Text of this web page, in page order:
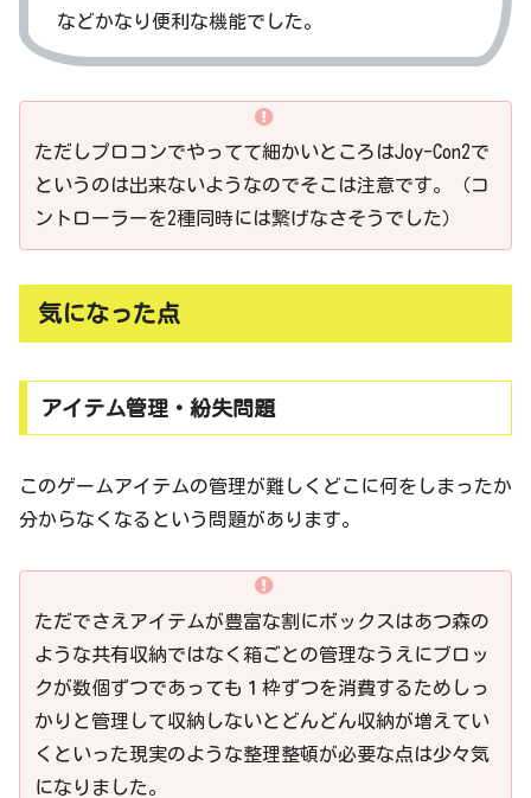
などかなり便利な機能でした。
ただしプロコンでやってて細かいところはJoy-Con2で
というのは出来ないようなのでそこは注意です。（コ
ントローラーを2種同時には繋げなさそうでした）
気になった点
アイテム管理・紛失問題
このゲームアイテムの管理が難しくどこに何をしまったか
分からなくなるという問題があります。
ただでさえアイテムが豊富な割にボックスはあつ森の
ような共有収納ではなく箱ごとの管理なうえにブロッ
クが数個ずつであっても１枠ずつを消費するためしっ
かりと管理して収納しないとどんどん収納が増えてい
くといった現実のような整理整頓が必要な点は少々気
になりました。